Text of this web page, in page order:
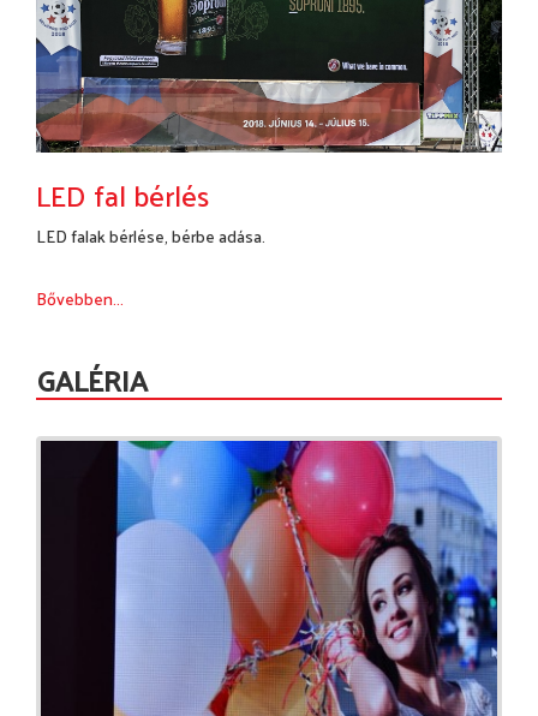
LED fal bérlés
LED falak bérlése, bérbe adása.
Bővebben...
GALÉRIA